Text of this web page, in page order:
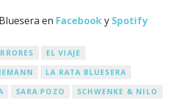
en Facebooky Spotify
EL VIAJE
LA RATA BLUESERA
SARA POZO SCHWENKE & NILO